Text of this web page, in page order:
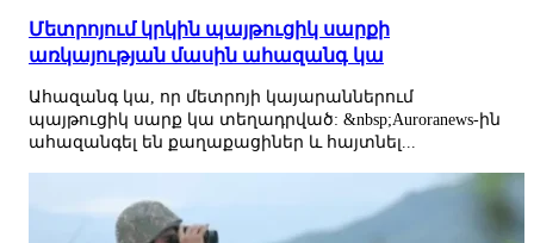
Մետրոյում կրկին պայթուցիկ սարքի
առկայության մասին ահազանգ կա
Ահազանգ կա, որ մետրոյի կայարաններում
պայթուցիկ սարք կա տեղադրված: &nbsp;Auroranews-ին
ահազանգել են քաղաքացիներ և հայտնել...